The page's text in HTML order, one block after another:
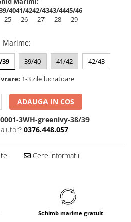
4041/4242/4343/4445/46
25 26 27 28 29
Marime:
39 39/40 41/42
42/43
1-3 zile lucratoare
ADAUGA IN COS
3WH-greenivy-38/39
0376.448.057
Cere informatii
Schimb marime gratuit